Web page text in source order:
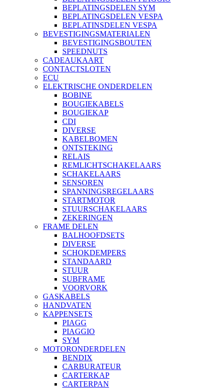
BEPLATINGSDELEN SYM
BEPLATINGSDELEN VESPA
BEPLATINSDELEN VESPA
BEVESTIGINGSMATERIALEN
BEVESTIGINGSBOUTEN
SPEEDNUTS
CADEAUKAART
CONTACTSLOTEN
ECU
ELEKTRISCHE ONDERDELEN
BOBINE
BOUGIEKABELS
BOUGIEKAP
CDI
DIVERSE
KABELBOMEN
ONTSTEKING
RELAIS
REMLICHTSCHAKELAARS
SCHAKELAARS
SENSOREN
SPANNINGSREGELAARS
STARTMOTOR
STUURSCHAKELAARS
ZEKERINGEN
FRAME DELEN
BALHOOFDSETS
DIVERSE
SCHOKDEMPERS
STANDAARD
STUUR
SUBFRAME
VOORVORK
GASKABELS
HANDVATEN
KAPPENSETS
PIAGG
PIAGGIO
SYM
MOTORONDERDELEN
BENDIX
CARBURATEUR
CARTERKAP
CARTERPAN